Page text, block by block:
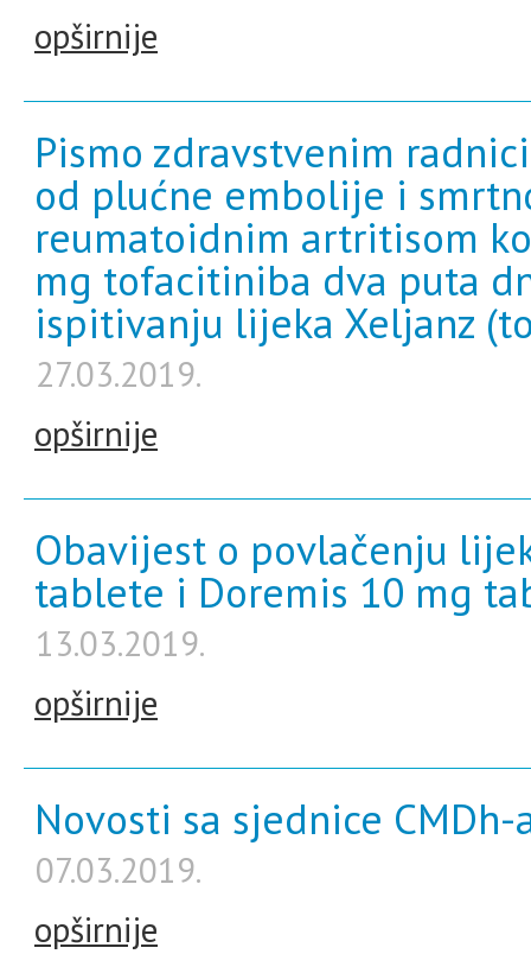
opširnije
Pismo zdravstvenim
od plućne embolije i
reumatoidnim artritisom
mg tofacitiniba dva puta
ispitivanju lijeka Xeljanz
27.03.2019.
opširnije
Obavijest o povlačenju
tablete i Doremis 10 mg
13.03.2019.
opširnije
Novosti sa sjednice
07.03.2019.
opširnije